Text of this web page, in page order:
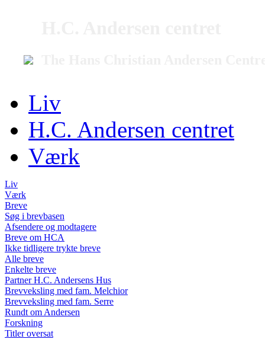
Liv
H.C. Andersen centret
Værk
Liv
Værk
Breve
Søg i brevbasen
Afsendere og modtagere
Breve om HCA
Ikke tidligere trykte breve
Alle breve
Enkelte breve
Partner H.C. Andersens Hus
Brevveksling med fam. Melchior
Brevveksling med fam. Serre
Rundt om Andersen
Forskning
Titler oversat